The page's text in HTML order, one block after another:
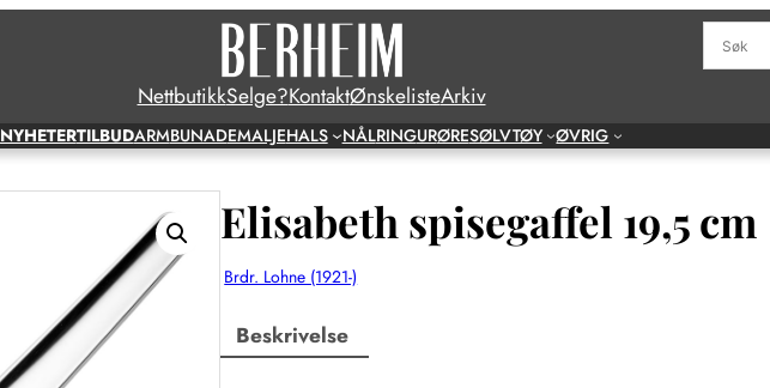
NettbutikkSelge?KontaktØnskelisteArkiv
NYHETERTILBUDARMBUNADEMALJEHALS NÅLRINGURØRESØLVTØY ØVRIG
Elisabeth spisegaffel 19,5 cm
Brdr. Lohne (1921-)
Beskrivelse